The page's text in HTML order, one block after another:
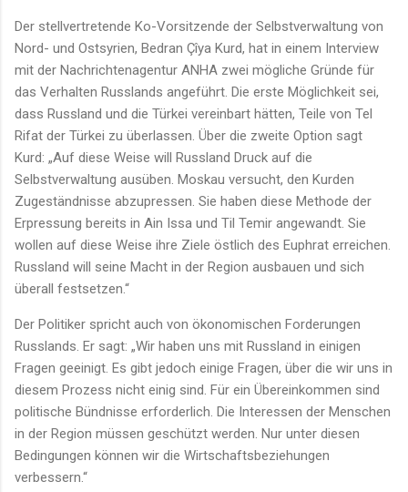
Der stellvertretende Ko-Vorsitzende der Selbstverwaltung von
Nord- und Ostsyrien, Bedran Çîya Kurd, hat in einem Interview
mit der Nachrichtenagentur ANHA zwei mögliche Gründe für
das Verhalten Russlands angeführt. Die erste Möglichkeit sei,
dass Russland und die Türkei vereinbart hätten, Teile von Tel
Rifat der Türkei zu überlassen. Über die zweite Option sagt
Kurd: „Auf diese Weise will Russland Druck auf die
Selbstverwaltung ausüben. Moskau versucht, den Kurden
Zugeständnisse abzupressen. Sie haben diese Methode der
Erpressung bereits in Ain Issa und Til Temir angewandt. Sie
wollen auf diese Weise ihre Ziele östlich des Euphrat erreichen.
Russland will seine Macht in der Region ausbauen und sich
überall festsetzen.“
Der Politiker spricht auch von ökonomischen Forderungen
Russlands. Er sagt: „Wir haben uns mit Russland in einigen
Fragen geeinigt. Es gibt jedoch einige Fragen, über die wir uns in
diesem Prozess nicht einig sind. Für ein Übereinkommen sind
politische Bündnisse erforderlich. Die Interessen der Menschen
in der Region müssen geschützt werden. Nur unter diesen
Bedingungen können wir die Wirtschaftsbeziehungen
verbessern.“